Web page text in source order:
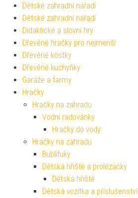
Dětské zahradní nářadí
Dětské zahradní nářadí
Didaktické a slovní hry
Dřevěné hračky pro nejmenší
Dřevěné kostky
Dřevěné kuchyňky
Garáže a farmy
Hračky
Hračky na zahradu
Vodní radovánky
Hračky do vody
Hračky na zahradu
Bublifuky
Dětská hřiště a prolézačky
Dětská hřiště
Dětská vozítka a příslušenství